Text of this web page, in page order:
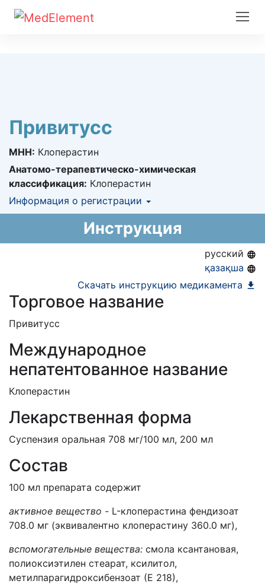
Привитусс
МНН: Клоперастин
Анатомо-терапевтическо-химическая
классификация: Клоперастин
Информация о регистрации
Информация о регистрации в РК:03.05.2018 -
Инструкция
русский
қазақша
Скачать инструкцию медикамента
Торговое название
Привитусс
Международное
непатентованное название
Клоперастин
Лекарственная форма
Суспензия оральная 708 мг/100 мл, 200 мл
Состав
100 мл препарата содержит
активное вещество - L-клоперастина фендизоат
708.0 мг (эквивалентно клоперастину 360.0 мг),
вспомогательные вещества: смола ксантановая,
полиоксиэтилен стеарат, ксилитол,
метилпарагидроксибензоат (Е 218),